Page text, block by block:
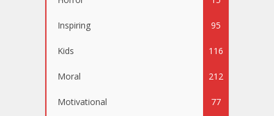
Inspiring 95
Kids 116
Moral 212
Motivational 77